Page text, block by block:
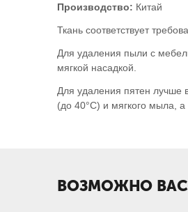
Производство: Китай
Ткань соответствует
Для удаления пыли с
мягкой насадкой.
Для удаления пятен лучше
(до 40°С) и мягкого мыла, а
ВОЗМОЖНО ВАС